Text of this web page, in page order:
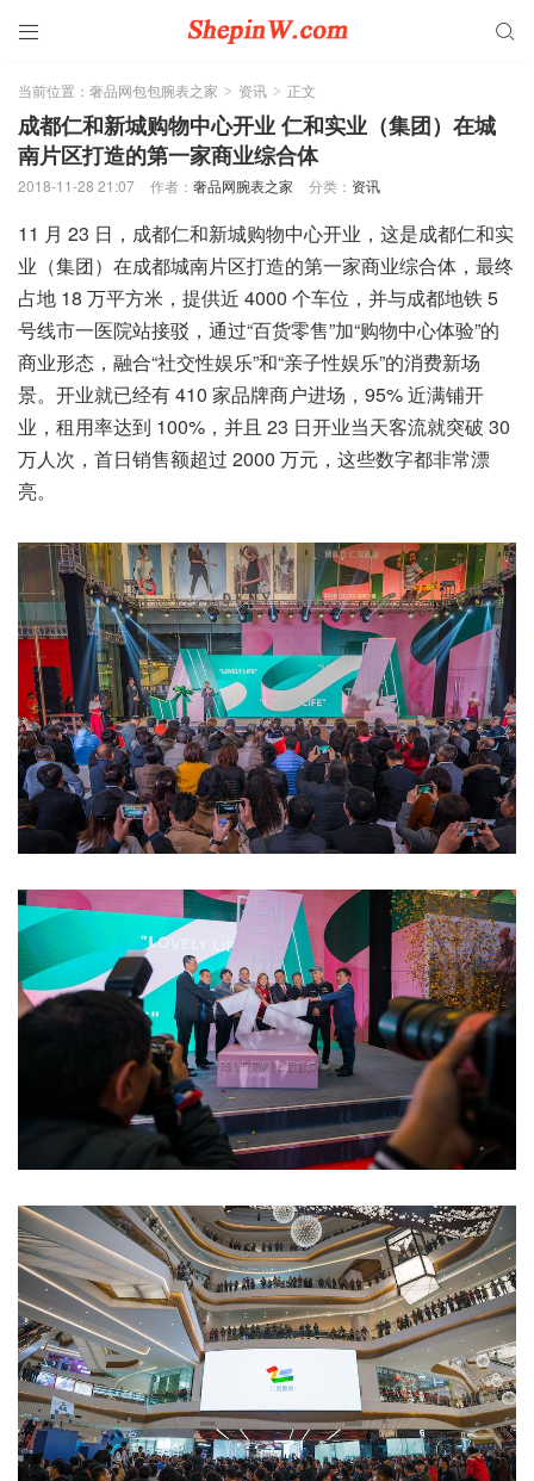
 
当前位置： 奢品网包包腕表之家 > 资讯 > 正文
成都仁和新城购物中心开业 仁和实业（集团）在城
南片区打造的第一家商业综合体
2018-11-28 21:07 作者： 奢品网腕表之家 分类： 资讯
11 月 23 日，成都仁和新城购物中心开业，这是成都仁和实
业（集团）在成都城南片区打造的第一家商业综合体，最终
占地 18 万平方米，提供近 4000 个车位，并与成都地铁 5
号线市一医院站接驳，通过“百货零售”加“购物中心体验”的
商业形态，融合“社交性娱乐”和“亲子性娱乐”的消费新场
景。开业就已经有 410 家品牌商户进场，95% 近满铺开
业，租用率达到 100%，并且 23 日开业当天客流就突破 30
万人次，首日销售额超过 2000 万元，这些数字都非常漂
亮。